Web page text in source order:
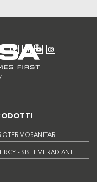
- SISTEMI RADIANTI